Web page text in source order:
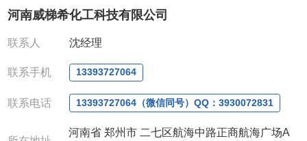
专业、专注、专诚的为化学出力
针对高校或者国家科研单位
款,产品质量好,价格好,售后服务更好!!选择阿
电话:13393727064（微信）
0371-63377391、
QQ:3930072831
联系人：沈经理(欢迎致电或者QQ、微
河南威梯希化工科技有限公司
联系人 沈经理
联系手机 13393727064
联系电话 13393727064（微信同号）QQ：3930072831
河南省 郑州市 二七区航海中路正商航海广场A